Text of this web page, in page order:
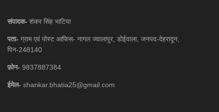
संपादक- शंकर सिंह भाटिया
पता- ग्राम एवं पोस्ट आफिस- नागल ज्वालापुर, डोईवाला, जनपद-देहरादून,
पिन-248140
फ़ोन- 9837887384
ईमेल- shankar.bhatia25@gmail.com